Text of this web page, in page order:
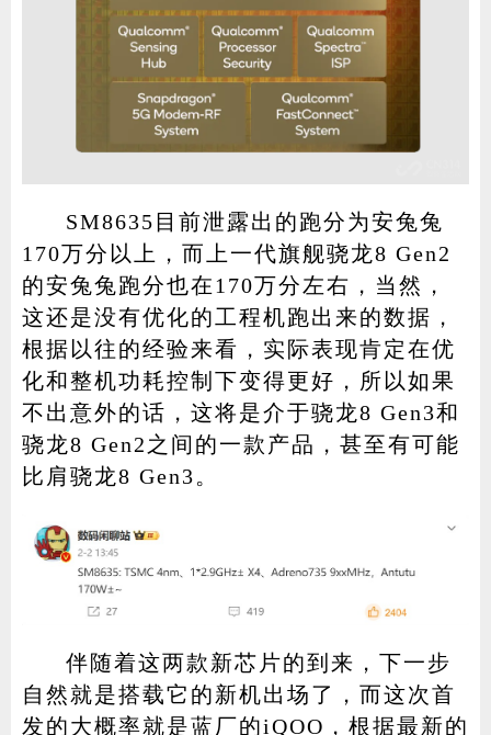
SM8635目前泄露出的跑分为安兔兔
170万分以上，而上一代旗舰骁龙8 Gen2
的安兔兔跑分也在170万分左右，当然，
这还是没有优化的工程机跑出来的数据，
根据以往的经验来看，实际表现肯定在优
化和整机功耗控制下变得更好，所以如果
不出意外的话，这将是介于骁龙8 Gen3和
骁龙8 Gen2之间的一款产品，甚至有可能
比肩骁龙8 Gen3。
伴随着这两款新芯片的到来，下一步
自然就是搭载它的新机出场了，而这次首
发的大概率就是蓝厂的iQOO，根据最新的